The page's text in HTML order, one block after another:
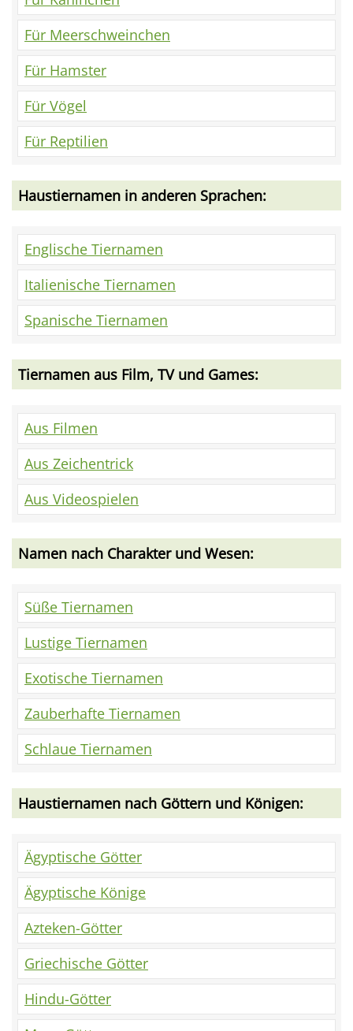
Für Meerschweinchen
Für Hamster
Für Vögel
Für Reptilien
Haustiernamen in anderen Sprachen:
Englische Tiernamen
Italienische Tiernamen
Spanische Tiernamen
Tiernamen aus Film, TV und Games:
Aus Filmen
Aus Zeichentrick
Aus Videospielen
Namen nach Charakter und Wesen:
Süße Tiernamen
Lustige Tiernamen
Exotische Tiernamen
Zauberhafte Tiernamen
Schlaue Tiernamen
Haustiernamen nach Göttern und Königen:
Ägyptische Götter
Ägyptische Könige
Azteken-Götter
Griechische Götter
Hindu-Götter